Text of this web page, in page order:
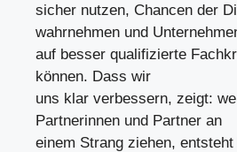
sicher nutzen, Chancen der
wahrnehmen und
auf besser qualifizierte
können. Dass wir
uns klar verbessern, zeigt:
Partnerinnen und Partner an
einem Strang ziehen,